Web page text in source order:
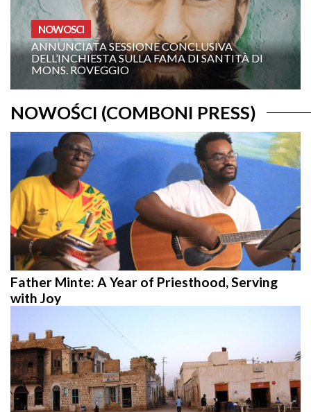
DI SANTITÀ DI
OMELIE ANNO A
19TH SUNDAY IN ORDINARY TIME – YEAR A:
“COMMAND ME TO COME
NOWOŚCI (COMBONI PRESS)
Father Minte: A Year of Priesthood, Serving
with Joy